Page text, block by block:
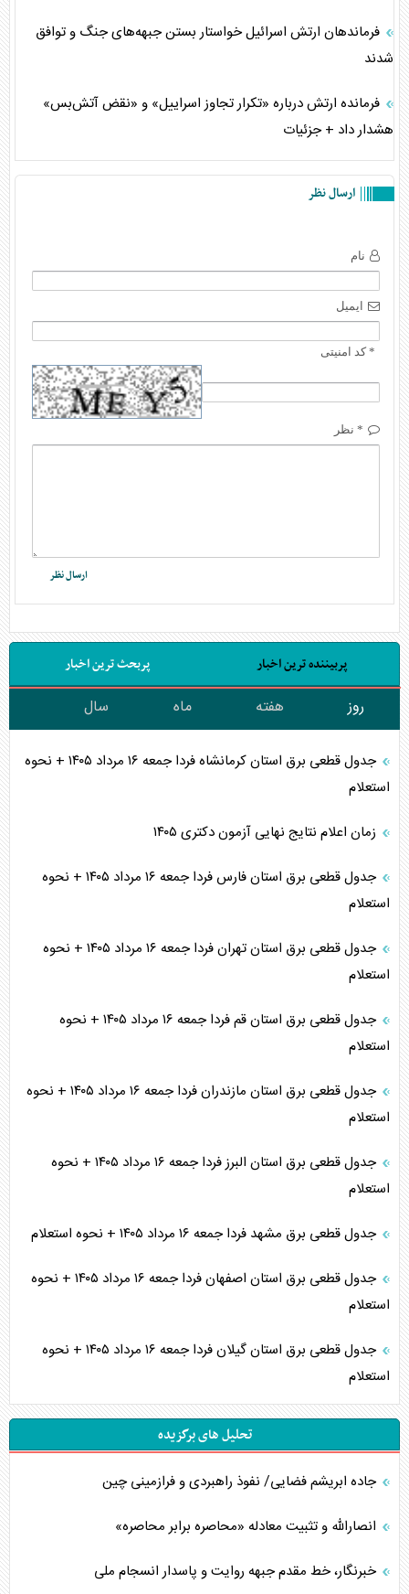
فرماندهان ارتش اسرائیل خواستار بستن جبهه‌های جنگ و توافق
شدند
فرمانده ارتش درباره «تکرار تجاوز اسراییل» و «نقض آتش‌بس»
هشدار داد + جزئیات
ارسال نظر
نام
ایمیل
* کد امنیتی
* نظر
پربیننده ترین اخبار پربحث ترین اخبار
روز هفته ماه سال
جدول قطعی برق استان کرمانشاه فردا جمعه ۱۶ مرداد ۱۴۰۵ + نحوه
استعلام
زمان اعلام نتایج نهایی آزمون دکتری ۱۴۰۵
جدول قطعی برق استان فارس فردا جمعه ۱۶ مرداد ۱۴۰۵ + نحوه
استعلام
جدول قطعی برق استان تهران فردا جمعه ۱۶ مرداد ۱۴۰۵ + نحوه
استعلام
جدول قطعی برق استان قم فردا جمعه ۱۶ مرداد ۱۴۰۵ + نحوه
استعلام
جدول قطعی برق استان مازندران فردا جمعه ۱۶ مرداد ۱۴۰۵ + نحوه
استعلام
جدول قطعی برق استان البرز فردا جمعه ۱۶ مرداد ۱۴۰۵ + نحوه
استعلام
جدول قطعی برق مشهد فردا جمعه ۱۶ مرداد ۱۴۰۵ + نحوه استعلام
جدول قطعی برق استان اصفهان فردا جمعه ۱۶ مرداد ۱۴۰۵ + نحوه
استعلام
جدول قطعی برق استان گیلان فردا جمعه ۱۶ مرداد ۱۴۰۵ + نحوه
استعلام
تحلیل های برگزیده
جاده ابریشم فضایی/ نفوذ راهبردی و فرازمینی چین
انصارالله و تثبیت معادله «محاصره برابر محاصره»
خبرنگار، خط مقدم جبهه روایت و پاسدار انسجام ملی